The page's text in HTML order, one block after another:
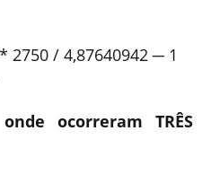
2750 / 4,87640942 ─ 1
ocorreram TRÊS